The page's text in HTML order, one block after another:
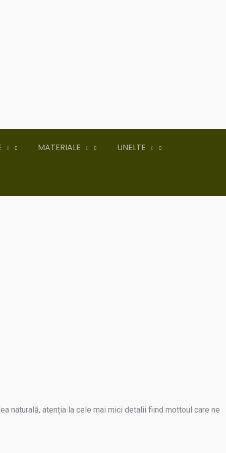
MATERIALE UNELTE
naturală, atenția la cele mai mici detalii fiind mottoul care ne